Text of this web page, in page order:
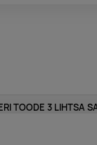
TOODE 3 LIHTSA